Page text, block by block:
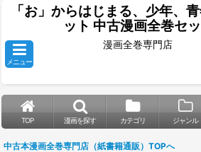
「お」からはじまる、少年、
ット 中古漫画全巻セ
メニュー
漫画全巻専門店
TOP 漫画を探す カテゴリ ジャンル
中古本漫画全巻専門店（紙書籍通販）TOPへ